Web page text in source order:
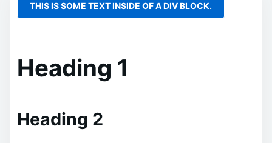
THIS IS SOME TEXT INSIDE OF A DIV BLOCK.
Heading 1
Heading 2